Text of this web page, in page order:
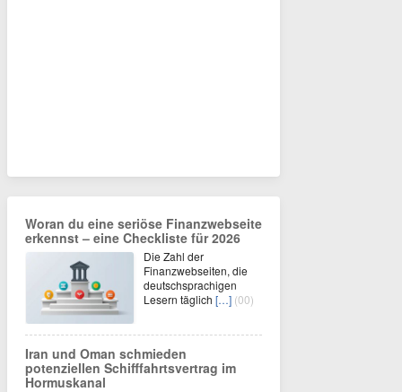
Woran du eine seriöse Finanzwebseite
erkennst – eine Checkliste für 2026
Die Zahl der
Finanzwebseiten, die
deutschsprachigen
Lesern täglich […] (00)
Iran und Oman schmieden
potenziellen Schifffahrtsvertrag im
Hormuskanal